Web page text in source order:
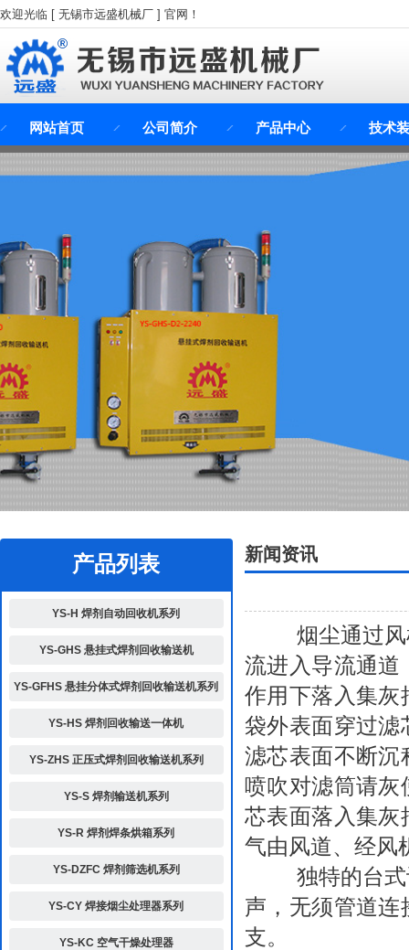
欢迎光临 [ 无锡市远盛机械厂 ] 官网！
网站首页 公司简介 产品中心 技术
产品列表
YS-H 焊剂自动回收机系列
YS-GHS 悬挂式焊剂回收输送机
YS-GFHS 悬挂分体式焊剂回收输送机系列
YS-HS 焊剂回收输送一体机
YS-ZHS 正压式焊剂回收输送机系列
YS-S 焊剂输送机系列
YS-R 焊剂焊条烘箱系列
YS-DZFC 焊剂筛选机系列
YS-CY 焊接烟尘处理器系列
YS-KC 空气干燥处理器
新闻资讯
烟尘通过风机
流进入导流通道
作用下落入集灰
袋外表面穿过滤
滤芯表面不断沉
喷吹对滤筒请
芯表面落入集灰
气由风道、经风
独特的台式设
声，无须管道
支。